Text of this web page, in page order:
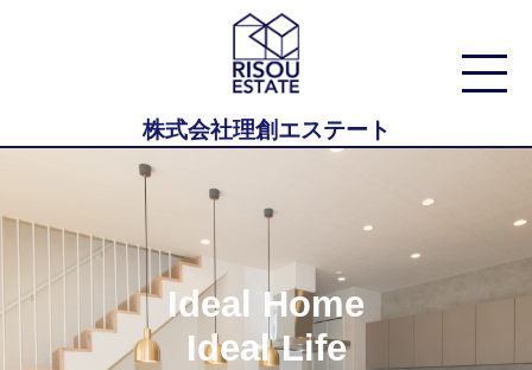
株式会社理創エステート
Ideal Home
Ideal Life